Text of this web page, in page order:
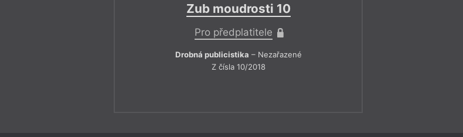
Zub moudrosti 10
Pro předplatitele
Drobná publicistika – Nezařazené
Z čísla 10/2018